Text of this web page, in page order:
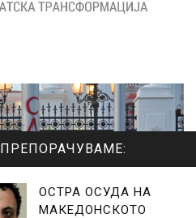
ПРЕПОРАЧУВАМЕ:
ОСТРА ОСУДА НА
МАКЕДОНСКОТО